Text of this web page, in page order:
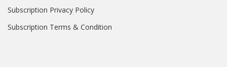
Subscription Privacy Policy
Subscription Terms & Condition